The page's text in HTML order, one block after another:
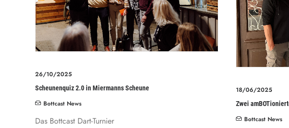
26/10/2025
Scheunenquiz 2.0 in Miermanns Scheune
Bottcast News
Das Bottcast Dart-Turnier
18/06/2025
Zwei
Bottcast News